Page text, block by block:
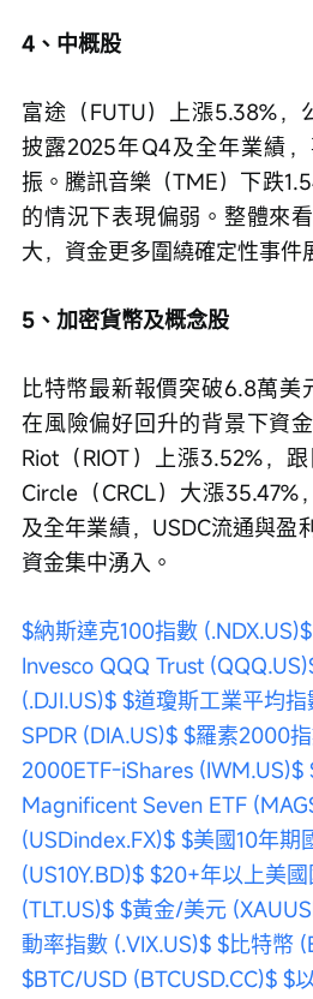
4、中概股
富途（FUTU）上漲5.38%，
披露2025年Q4及全年業績
振。騰訊音樂（TME）下跌
的情況下表現偏弱。整體來
大，資金更多圍繞確定性事件
5、加密貨幣及概念股
比特幣最新報價突破6.8萬美
在風險偏好回升的背景下資
Riot（RIOT）上漲3.52%，
Circle（CRCL）大漲35.47%
及全年業績，USDC流通與盈
資金集中湧入。
$納斯達克100指數 (.NDX.US)$
Invesco QQQ Trust
(.DJI.US)$ $道瓊斯工業平均
SPDR (DIA.US)$ $羅素2000
2000ETF-iShares (IWM.US)$
Magnificent Seven ETF
(USDindex.FX)$ $美國10年期
(US10Y.BD)$ $20+年以上美
(TLT.US)$ $黃金/美元
動率指數 (.VIX.US)$ $比特幣
$BTC/USD (BTCUSD.CC)$ $